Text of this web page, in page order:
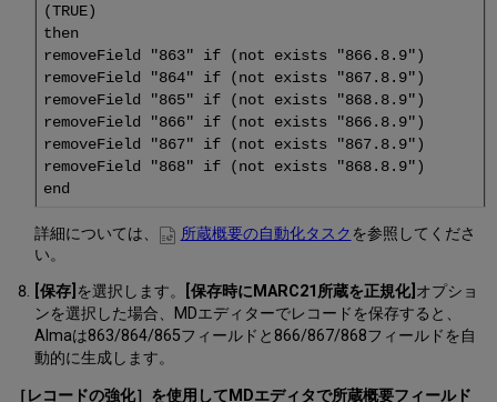
(TRUE)
then
removeField "863" if (not exists "866.8.9")
removeField "864" if (not exists "867.8.9")
removeField "865" if (not exists "868.8.9")
removeField "866" if (not exists "866.8.9")
removeField "867" if (not exists "867.8.9")
removeField "868" if (not exists "868.8.9")
end
詳細については、 所蔵概要の自動化タスク を参照してくださ
い。
[保存] を選択します。 [保存時にMARC21所蔵を正規化] オプショ
ンを選択した場合、MDエディターでレコードを保存すると、
Almaは863/864/865フィールドと866/867/868フィールドを自
動的に生成します。
［レコードの強化］を使用してMDエディタで所蔵概要フィールド